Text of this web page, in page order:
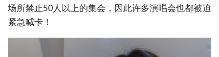
场所禁止50人以上的集会，因此许多演唱会也都被迫
紧急喊卡！